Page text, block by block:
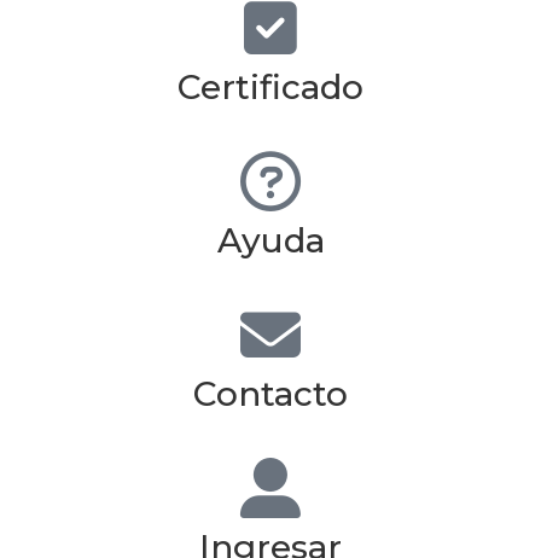
Certificado
Ayuda
Contacto
Ingresar